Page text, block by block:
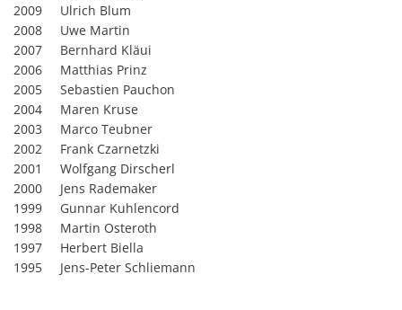
2009
Ulrich Blum
2008
Uwe Martin
2007
Bernhard Kläui
2006
Matthias Prinz
2005
Sebastien Pauchon
2004
Maren Kruse
2003
Marco Teubner
2002
Frank Czarnetzki
2001
Wolfgang Dirscherl
2000
Jens Rademaker
1999
Gunnar Kuhlencord
1998
Martin Osteroth
1997
Herbert Biella
1995
Jens-Peter Schliemann